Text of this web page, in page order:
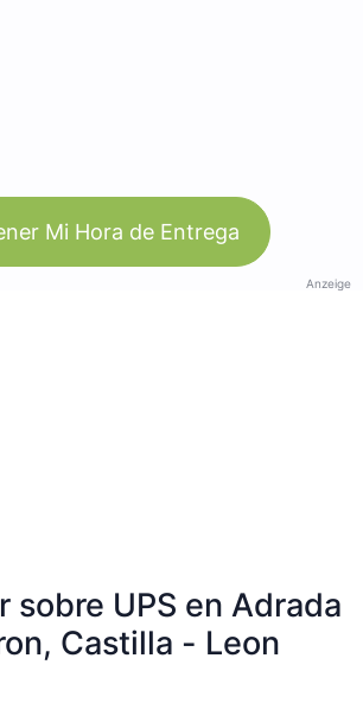
Mi Hora de Entrega
Anzeige
sobre UPS en Adrada
Castilla - Leon